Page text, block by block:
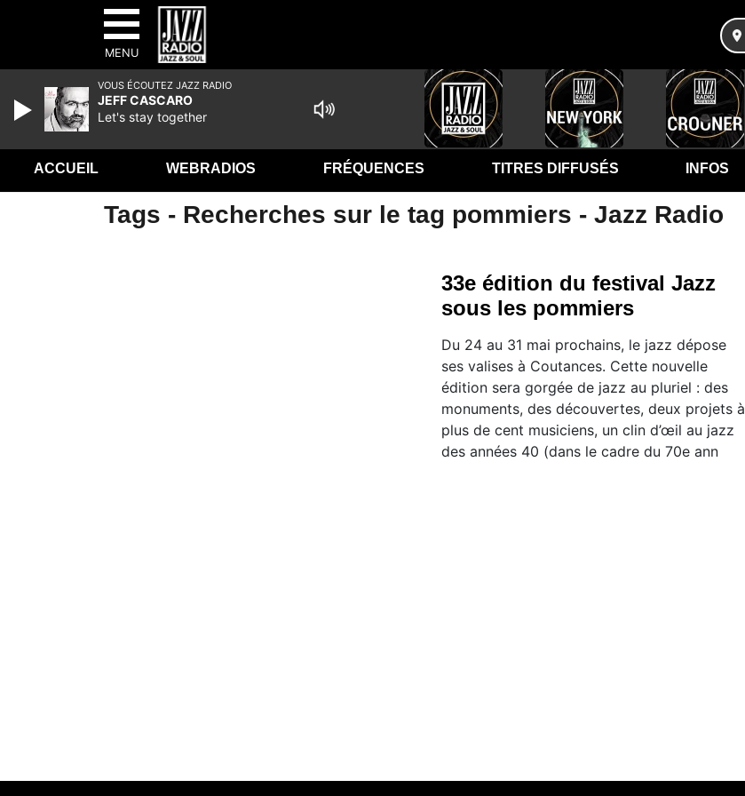
MENU
ACCUEIL WEBRADIOS FRÉQUENCES TITRES DIFFUSÉS INFOS
Tags - Recherches sur le tag pommiers - Jazz Radio
33e édition du festival Jazz
sous les pommiers
Du 24 au 31 mai prochains, le jazz dépose
ses valises à Coutances. Cette nouvelle
édition sera gorgée de jazz au pluriel : des
monuments, des découvertes, deux projets à
plus de cent musiciens, un clin d’œil au jazz
des années 40 (dans le cadre du 70e ann
VOUS ÉCOUTEZ JAZZ RADIO
JEFF CASCARO
Let's stay together